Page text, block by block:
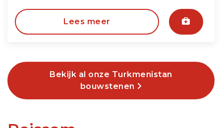
Lees meer
Bekijk al onze Turkmenistan
bouwstenen